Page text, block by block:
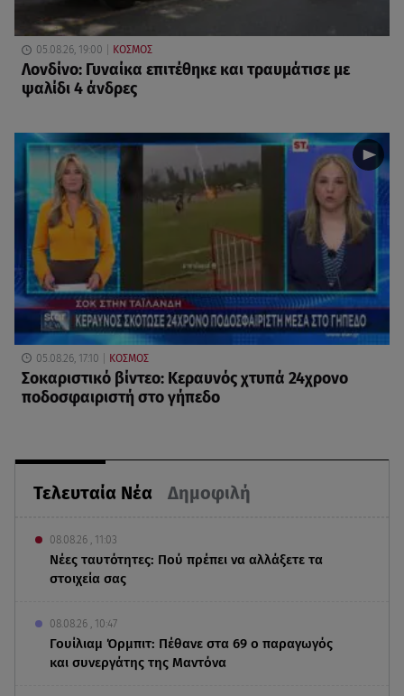
Τελευταία Νέα Δημοφιλή
08.08.26 , 11:03
Νέες ταυτότητες: Πού πρέπει να αλλάξετε τα
στοιχεία σας
08.08.26 , 10:47
Γουίλιαμ Όρμπιτ: Πέθανε στα 69 ο παραγωγός
και συνεργάτης της Μαντόνα
05.08.26, 19:00 ΚΟΣΜΟΣ
Λονδίνο: Γυναίκα επιτέθηκε και τραυμάτισε με
ψαλίδι 4 άνδρες
05.08.26, 17:10 ΚΟΣΜΟΣ
Σοκαριστικό βίντεο: Κεραυνός χτυπά 24χρονο
ποδοσφαιριστή στο γήπεδο